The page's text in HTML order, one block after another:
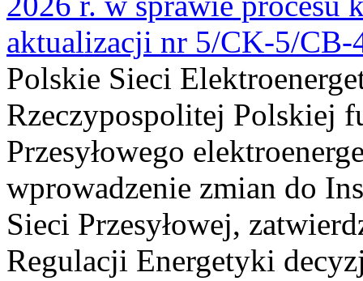
aktualizacji nr 5/CK-5/CB-
Polskie Sieci
Rzeczypospolitej Polskiej
Przesyłowego
wprowadzenie zmian do
Sieci Przesyłowej,
Regulacji Energetyki